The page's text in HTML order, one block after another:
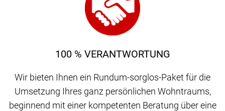
100 % VERANTWORTUNG
Wir bieten Ihnen ein Rundum-sorglos-Paket für die
Umsetzung Ihres ganz persönlichen Wohntraums,
beginnend mit einer kompetenten Beratung über eine